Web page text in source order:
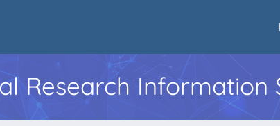
Research Information